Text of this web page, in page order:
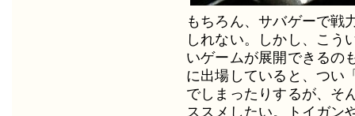
もちろん、サバゲーで戦
しれない。しかし、こう
いゲームが展開できるの
に出場していると、つい
でしまったりするが、そ
ススメしたい。トイガン